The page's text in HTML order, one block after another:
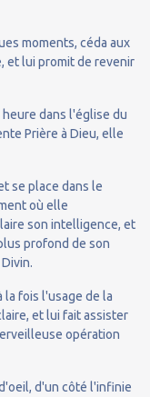
moments, céda aux
et lui promit de revenir
dans l'église du
Prière à Dieu, elle
se place dans le
où elle
son intelligence, et
profond de son
la fois l'usage de la
et lui fait assister
opération
d'un côté l'infinie